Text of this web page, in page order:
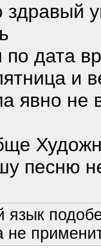
здравый
по дата
и
явно не
песню
язык
не